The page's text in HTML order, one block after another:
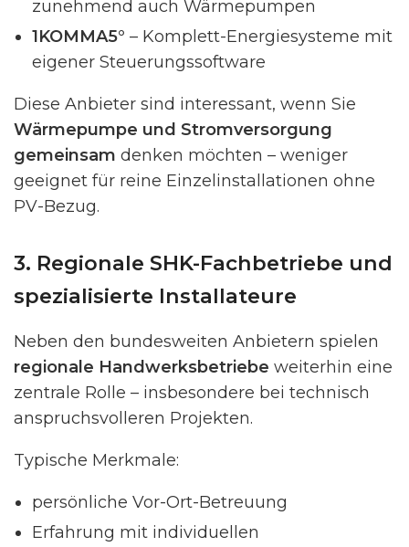
zunehmend auch Wärmepumpen
1KOMMA5° – Komplett-Energiesysteme mit
eigener Steuerungssoftware
Diese Anbieter sind interessant, wenn Sie
Wärmepumpe und Stromversorgung
gemeinsam denken möchten – weniger
geeignet für reine Einzelinstallationen ohne
PV-Bezug.
3. Regionale SHK-Fachbetriebe und
spezialisierte Installateure
Neben den bundesweiten Anbietern spielen
regionale Handwerksbetriebe weiterhin eine
zentrale Rolle – insbesondere bei technisch
anspruchsvolleren Projekten.
Typische Merkmale:
persönliche Vor-Ort-Betreuung
Erfahrung mit individuellen